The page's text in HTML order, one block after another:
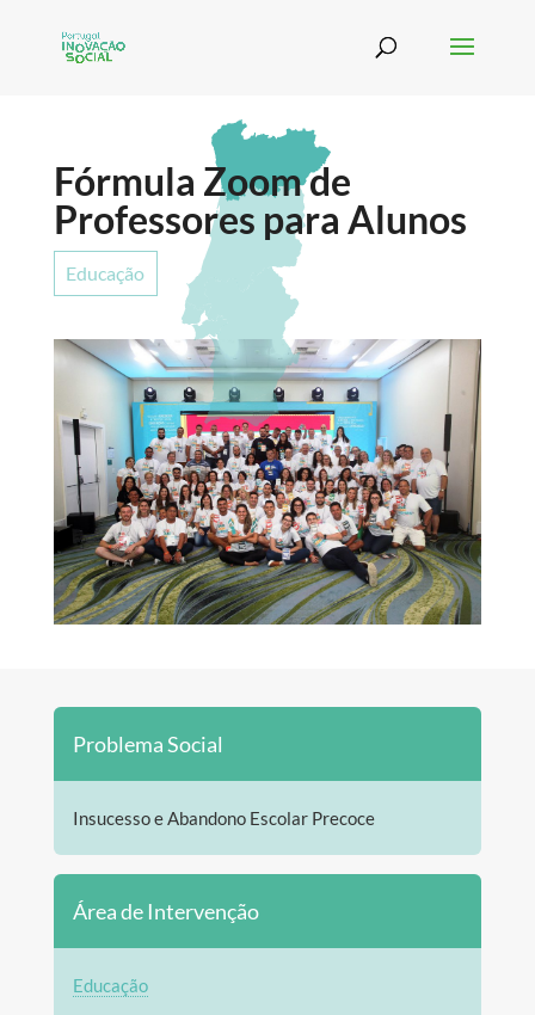
Fórmula Zoom de
Professores para Alunos
Educação
Problema Social
Insucesso e Abandono Escolar Precoce
Área de Intervenção
Educação